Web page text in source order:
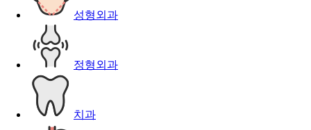
성형외과
정형외과
치과